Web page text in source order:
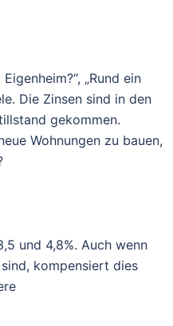
„Rund ein
Die Zinsen sind in den
gekommen.
Wohnungen zu bauen,
und 4,8%. Auch wenn
kompensiert dies